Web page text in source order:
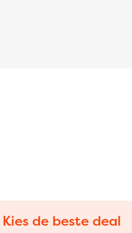
Kies de beste deal